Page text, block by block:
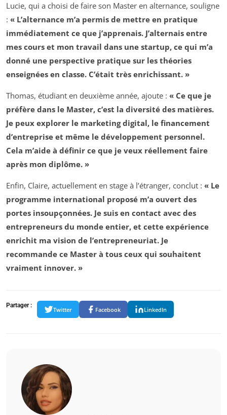
Lucie, qui a choisi de faire son Master en alternance, souligne
: « L’alternance m’a permis de mettre en pratique
immédiatement ce que j’apprenais. J’alternais entre
mes cours et mon travail dans une startup, ce qui m’a
donné une perspective pratique sur les théories
enseignées en classe. C’était très enrichissant. »
Thomas, étudiant en deuxième année, ajoute : « Ce que je
préfère dans le Master, c’est la diversité des matières.
Je peux explorer le marketing digital, le financement
d’entreprise et même le développement personnel.
Cela m’aide à définir ce que je veux réellement faire
après mon diplôme. »
Enfin, Claire, actuellement en stage à l’étranger, conclut : « Le
programme international proposé m’a ouvert des
portes insoupçonnées. Je suis en contact avec des
entrepreneurs du monde entier, et cette expérience
enrichit ma vision de l’entrepreneuriat. Je
recommande ce Master à tous ceux qui souhaitent
vraiment innover. »
Partager :
Twitter Facebook LinkedIn